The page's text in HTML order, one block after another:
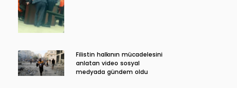
Filistin halkının mücadelesini
anlatan video sosyal
medyada gündem oldu